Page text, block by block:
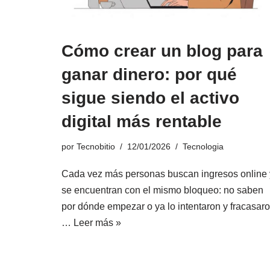
Cómo crear un blog para
ganar dinero: por qué
sigue siendo el activo
digital más rentable
por Tecnobitio 12/01/2026 Tecnologia
Cada vez más personas buscan ingresos online
se encuentran con el mismo bloqueo: no saben
por dónde empezar o ya lo intentaron y
… Leer más »